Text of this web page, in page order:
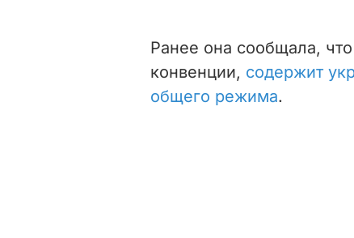
Ранее она сообщала,
конвенции, содержит
общего режима.